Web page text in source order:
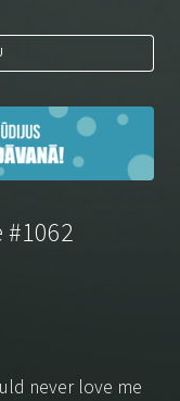
#1062
never love me